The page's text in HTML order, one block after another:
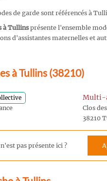
de garde sont référencés à
à Tullinsprésente l'ensemble
d'assistantes maternelles et
à Tullins (38210)
Multi-
Clos
38210
pas présente ici ?